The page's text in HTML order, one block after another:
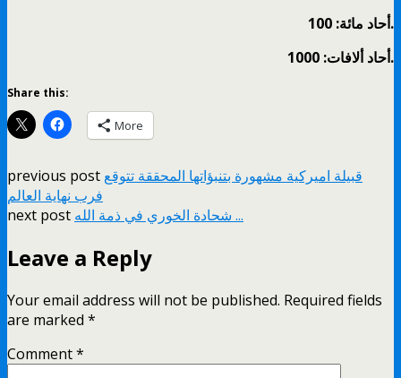
أحاد مائة: 100.
أحاد ألافات: 1000.
Share this:
More
previous post قبيلة اميركية مشهورة بتنبؤاتها المحققة تتوقع
فرب نهاية العالم
next post
شحادة الخوري في ذمة الله ...
Leave a Reply
Your email address will not be published. Required fields
are marked *
Comment*